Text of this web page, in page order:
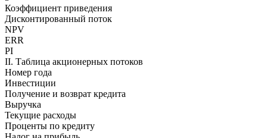
Коэффициент приведения
Дисконтированный поток
NPV
ERR
PI
II. Таблица акционерных потоков
Номер года
Инвестиции
Получение и возврат кредита
Выручка
Текущие расходы
Проценты по кредиту